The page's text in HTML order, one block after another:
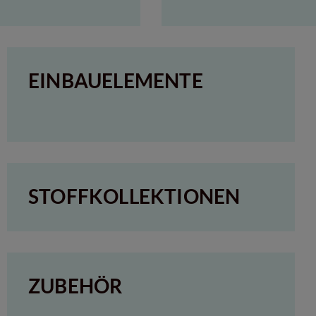
EINBAUELEMENTE
STOFFKOLLEKTIONEN
ZUBEHÖR